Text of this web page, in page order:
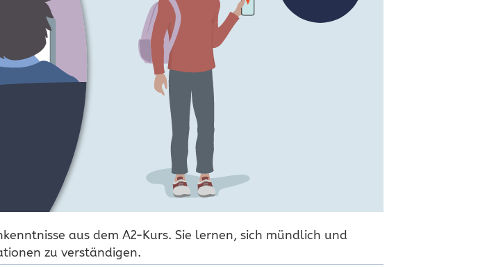
aus dem A2-Kurs. Sie lernen, sich mündlich und
zu verständigen.